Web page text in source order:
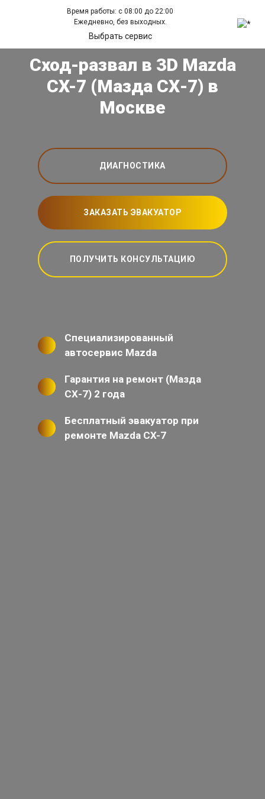
Время работы: с 08:00 до 22:00
Ежедневно, без выходных.
Выбрать сервис
Сход-развал в 3D Mazda
CX-7 (Мазда СХ-7) в
Москве
ДИАГНОСТИКА
ЗАКАЗАТЬ ЭВАКУАТОР
ПОЛУЧИТЬ КОНСУЛЬТАЦИЮ
Специализированный
автосервис Mazda
Гарантия на ремонт (Мазда
СХ-7) 2 года
Бесплатный эвакуатор при
ремонте Mazda CX-7